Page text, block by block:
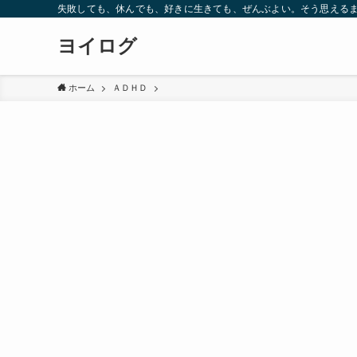
失敗しても、休んでも、好きに生きても、ぜんぶよい。そう思える
ヨイログ
ホーム ＡＤＨＤ